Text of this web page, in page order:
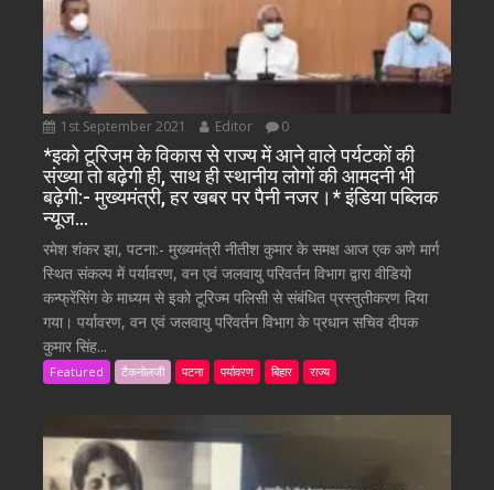
1st September 2021 Editor 0
*इको टूरिजम के विकास से राज्य में आने वाले पर्यटकों की
संख्या तो बढ़ेगी ही, साथ ही स्थानीय लोगों की आमदनी भी
बढ़ेगी:- मुख्यमंत्री, हर खबर पर पैनी नजर।* इंडिया पब्लिक
न्यूज…
रमेश शंकर झा, पटना:- मुख्यमंत्री नीतीश कुमार के समक्ष आज एक अणे मार्ग
स्थित संकल्प में पर्यावरण, वन एवं जलवायु परिवर्तन विभाग द्वारा वीडियो
कन्फ्रेंसिंग के माध्यम से इको टूरिज्म पलिसी से संबंधित प्रस्तुतीकरण दिया
गया। पर्यावरण, वन एवं जलवायु परिवर्तन विभाग के प्रधान सचिव दीपक
कुमार सिंह...
Featured टैकनोलजी पटना पर्यावरण बिहार राज्य